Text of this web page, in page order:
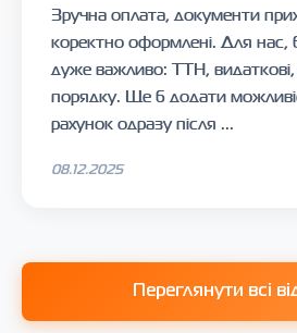
Зручна оплата, документи
коректно оформлені. Для нас,
дуже важливо: ТТН,
порядку. Ще б додати
рахунок одразу після ...
08.12.2025
Переглянути всі